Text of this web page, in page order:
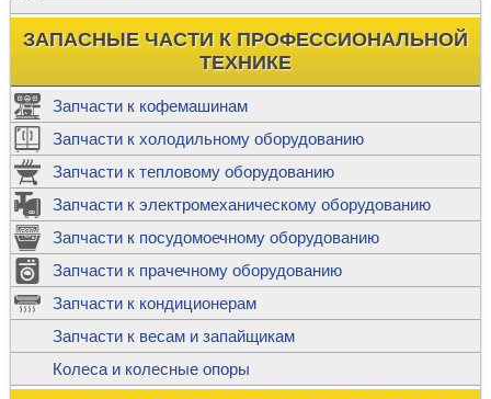
ЗАПАСНЫЕ ЧАСТИ К ПРОФЕССИОНАЛЬНОЙ
ТЕХНИКЕ
Запчасти к кофемашинам
Запчасти к холодильному оборудованию
Запчасти к тепловому оборудованию
Запчасти к электромеханическому оборудованию
Запчасти к посудомоечному оборудованию
Запчасти к прачечному оборудованию
Запчасти к кондиционерам
Запчасти к весам и запайщикам
Колеса и колесные опоры